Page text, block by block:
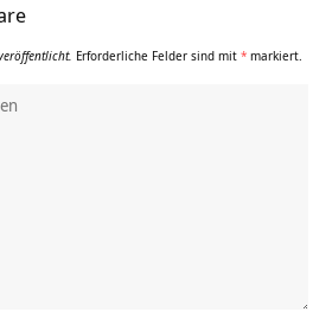
Erforderliche Felder sind mit * markiert.